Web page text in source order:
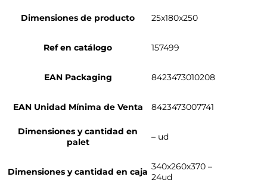
Dimensiones de producto 25x180x250
Ref en catálogo 157499
EAN Packaging 8423473010208
EAN Unidad Mínima de Venta 8423473007741
Dimensiones y cantidad en
palet
– ud
Dimensiones y cantidad en caja 340x260x370 –
24ud